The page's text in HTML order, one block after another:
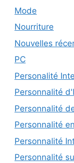
Mode
Nourriture
Nouvelles
PC
Personalité
Personnalité
Personnalité
Personnalité
Personnalité
Personnalité